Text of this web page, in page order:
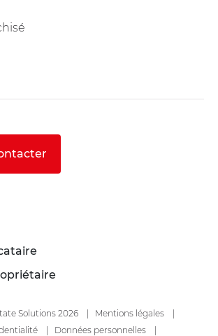
Solutions 2026
Mentions légales
Données personnelles